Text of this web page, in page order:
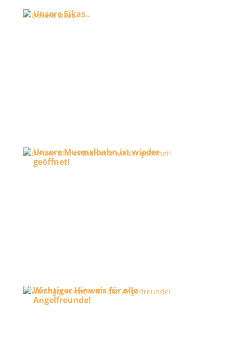
Unsere Sikas..
Unsere Murmelbahn ist wieder
geöffnet!
Wichtiger Hinweis für alle
Angelfreunde!